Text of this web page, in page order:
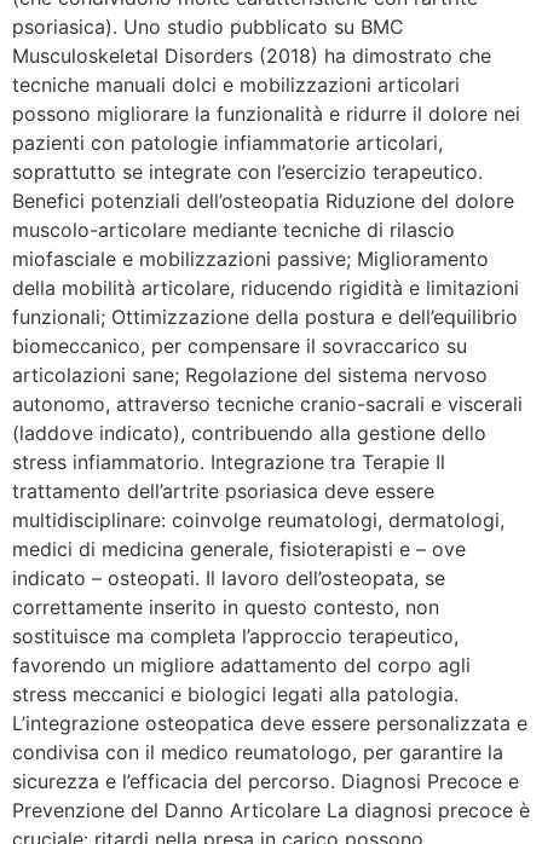
psoriasica). Uno studio pubblicato su BMC
Musculoskeletal Disorders (2018) ha dimostrato che
tecniche manuali dolci e mobilizzazioni articolari
possono migliorare la funzionalità e ridurre il dolore nei
pazienti con patologie infiammatorie articolari,
soprattutto se integrate con l’esercizio terapeutico.
Benefici potenziali dell’osteopatia Riduzione del dolore
muscolo-articolare mediante tecniche di rilascio
miofasciale e mobilizzazioni passive; Miglioramento
della mobilità articolare, riducendo rigidità e limitazioni
funzionali; Ottimizzazione della postura e dell’equilibrio
biomeccanico, per compensare il sovraccarico su
articolazioni sane; Regolazione del sistema nervoso
autonomo, attraverso tecniche cranio-sacrali e viscerali
(laddove indicato), contribuendo alla gestione dello
stress infiammatorio. Integrazione tra Terapie Il
trattamento dell’artrite psoriasica deve essere
multidisciplinare: coinvolge reumatologi, dermatologi,
medici di medicina generale, fisioterapisti e – ove
indicato – osteopati. Il lavoro dell’osteopata, se
correttamente inserito in questo contesto, non
sostituisce ma completa l’approccio terapeutico,
favorendo un migliore adattamento del corpo agli
stress meccanici e biologici legati alla patologia.
L’integrazione osteopatica deve essere personalizzata e
condivisa con il medico reumatologo, per garantire la
sicurezza e l’efficacia del percorso. Diagnosi Precoce e
Prevenzione del Danno Articolare La diagnosi precoce è
cruciale: ritardi nella presa in carico possono